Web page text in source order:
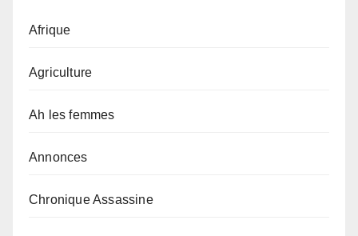
Afrique
Agriculture
Ah les femmes
Annonces
Chronique Assassine